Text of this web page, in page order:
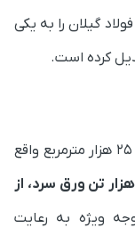
گیلان را به یکی
کرده است.
خط نورد سرد کارخانه در فضایی به مساحت ۲۵ هزار مترمربع واقع
۵۰۰ هزار تن ورق سرد، از
ویژه به رعایت